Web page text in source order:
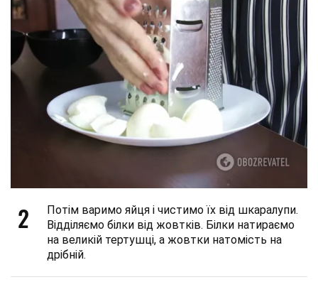
2
Потім варимо яйця і чистимо їх від шкаралупи.
Відділяємо білки від жовтків. Білки натираємо
на великій тертушці, а жовтки натомість на
дрібній.